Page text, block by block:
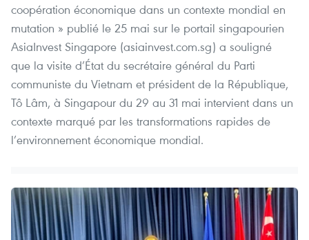
coopération économique dans un contexte mondial en
mutation » publié le 25 mai sur le portail singapourien
AsiaInvest Singapore (asiainvest.com.sg) a souligné
que la visite d’État du secrétaire général du Parti
communiste du Vietnam et président de la République,
Tô Lâm, à Singapour du 29 au 31 mai intervient dans un
contexte marqué par les transformations rapides de
l’environnement économique mondial.